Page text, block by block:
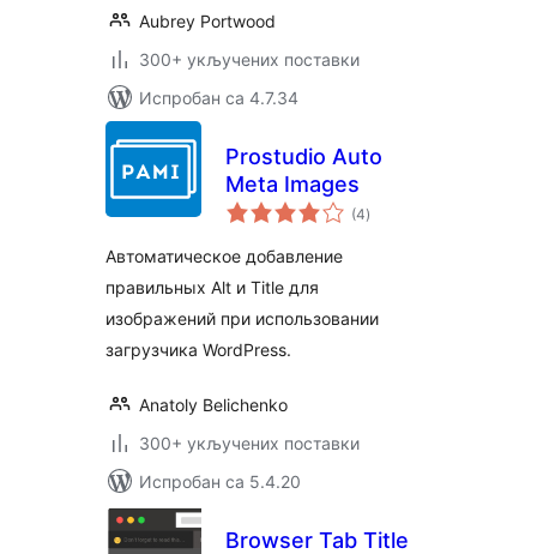
Aubrey Portwood
300+ укључених поставки
Испробан са 4.7.34
Prostudio Auto
Meta Images
(4укупних
оцена
)
Автоматическое добавление
правильных Alt и Title для
изображений при использовании
загрузчика WordPress.
Anatoly Belichenko
300+ укључених поставки
Испробан са 5.4.20
Browser Tab Title